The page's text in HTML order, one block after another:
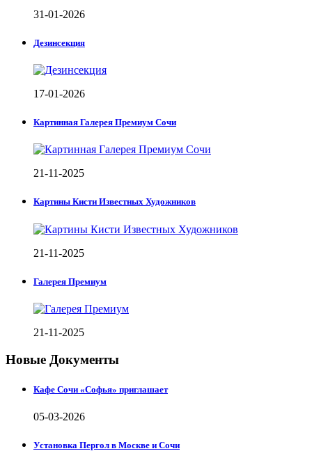
31-01-2026
Дезинсекция
17-01-2026
Картинная Галерея Премиум Сочи
21-11-2025
Картины Кисти Известных Художников
21-11-2025
Галерея Премиум
21-11-2025
Новые Документы
Кафе Сочи «Софья» приглашает
05-03-2026
Установка Пергол в Москве и Сочи